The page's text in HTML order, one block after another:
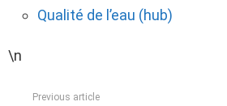
Qualité de l’eau (hub)
\n
Previous article